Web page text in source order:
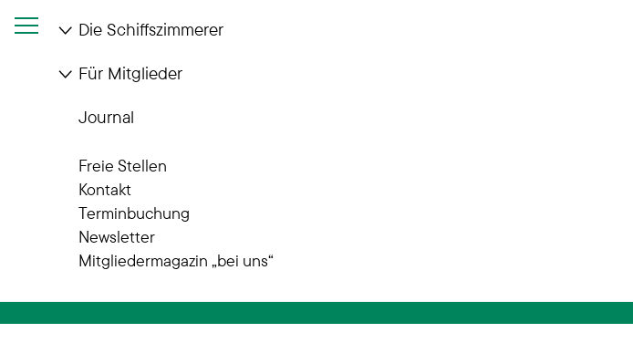
Die Schiffszimmerer
Für Mitglieder
Journal
Freie Stellen
Kontakt
Terminbuchung
Newsletter
Mitgliedermagazin „bei uns“
Wohnanlagen
Zuhause in Hamburg –
und darüber hinaus